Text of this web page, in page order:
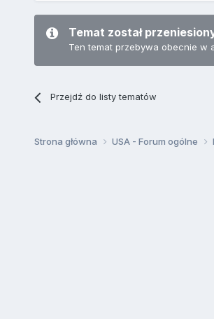
Temat został
Ten temat przebywa obecnie w
Przejdź do listy tematów
Strona główna USA - Forum ogólne